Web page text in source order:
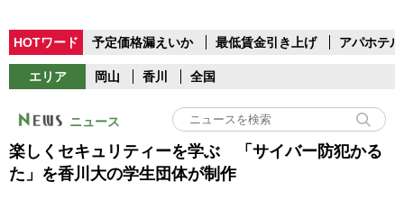
HOTワード 予定価格漏えいか 最低賃金引き上げ アパホテル
エリア 岡山 香川 全国
ニュース
楽しくセキュリティーを学ぶ 「サイバー防犯かる
た」を香川大の学生団体が制作